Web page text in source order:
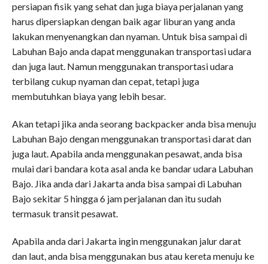
persiapan fisik yang sehat dan juga biaya perjalanan yang
harus dipersiapkan dengan baik agar liburan yang anda
lakukan menyenangkan dan nyaman. Untuk bisa sampai di
Labuhan Bajo anda dapat menggunakan transportasi udara
dan juga laut. Namun menggunakan transportasi udara
terbilang cukup nyaman dan cepat, tetapi juga
membutuhkan biaya yang lebih besar.
Akan tetapi jika anda seorang backpacker anda bisa menuju
Labuhan Bajo dengan menggunakan transportasi darat dan
juga laut. Apabila anda menggunakan pesawat, anda bisa
mulai dari bandara kota asal anda ke bandar udara Labuhan
Bajo. Jika anda dari Jakarta anda bisa sampai di Labuhan
Bajo sekitar 5 hingga 6 jam perjalanan dan itu sudah
termasuk transit pesawat.
Apabila anda dari Jakarta ingin menggunakan jalur darat
dan laut, anda bisa menggunakan bus atau kereta menuju ke